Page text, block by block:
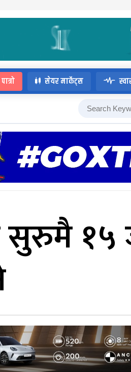
पात्रो सेयर मार्केट्स
सुरुमै १५